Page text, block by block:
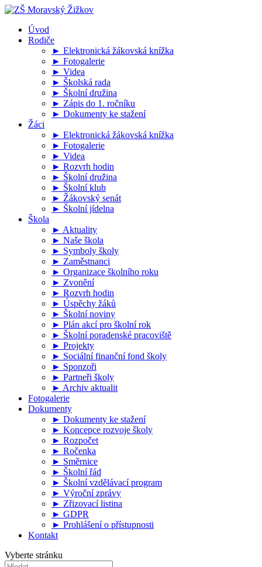
Úvod
Rodiče
► Elektronická žákovská knížka
► Fotogalerie
► Videa
► Školská rada
► Školní družina
► Zápis do 1. ročníku
► Dokumenty ke stažení
Žáci
► Elektronická žákovská knížka
► Fotogalerie
► Videa
► Rozvrh hodin
► Školní družina
► Školní klub
► Žákovský senát
► Školní jídelna
Škola
► Aktuality
► Naše škola
► Symboly školy
► Zaměstnanci
► Organizace školního roku
► Zvonění
► Rozvrh hodin
► Úspěchy žáků
► Školní noviny
► Plán akcí pro školní rok
► Školní poradenské pracoviště
► Projekty
► Sociální finanční fond školy
► Sponzoři
► Partneři školy
► Archiv aktualit
Fotogalerie
Dokumenty
► Dokumenty ke stažení
► Koncepce rozvoje školy
► Rozpočet
► Ročenka
► Směrnice
► Školní řád
► Školní vzdělávací program
► Výroční zprávy
► Zřizovací listina
► GDPR
► Prohlášení o přístupnosti
Kontakt
Vyberte stránku